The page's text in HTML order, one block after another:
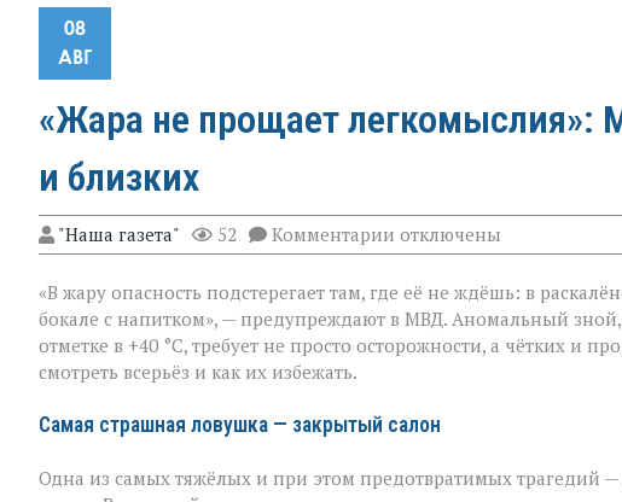
08
АВГ
«Жара не прощает легкомыслия»:
и близких
"Наша газета" 52 Комментарии к
записи
не
прощает
легкомыслия»:
МВД — о
уберечь
себя
близких
отключены
«В жару опасность подстерегает там, где её не ждёшь: в
бокале с напитком», — предупреждают в МВД. Аномальный зной,
отметке в +40 °C, требует не просто осторожности, а чётких и
смотреть всерьёз и как их избежать.
Самая страшная ловушка — закрытый салон
Одна из самых тяжёлых и при этом предотвратимых трагедий